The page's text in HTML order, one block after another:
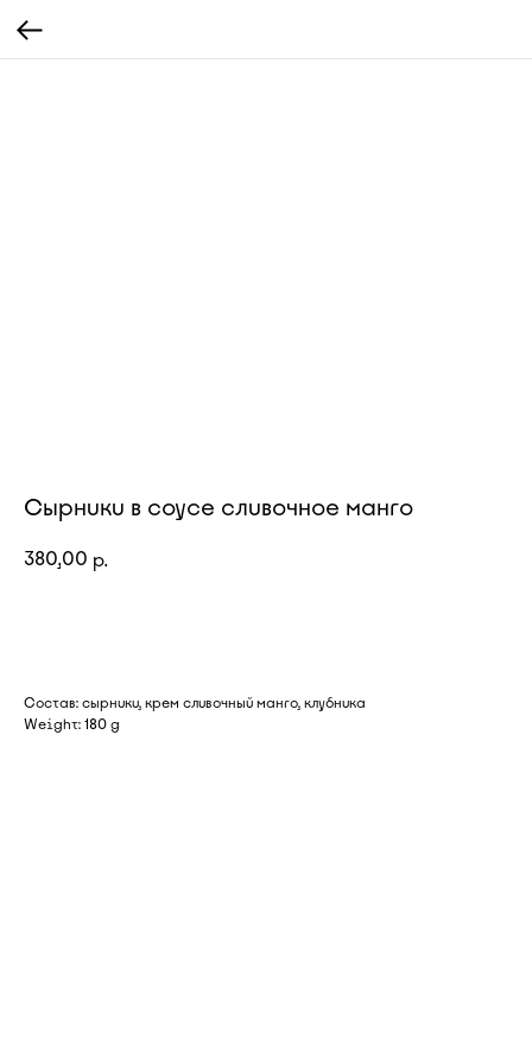
Сырники в соусе сливочное манго
380,00 р.
Состав: сырники, крем сливочный манго, клубника
Weight: 180 g